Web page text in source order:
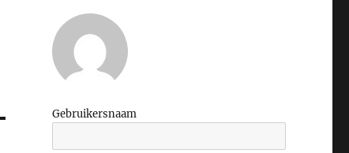
Gebruikersnaam